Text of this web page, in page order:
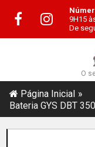
9H15
De
O
Página Inicial
Bateria GYS DBT